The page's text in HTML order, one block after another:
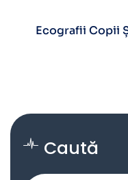
Ecografii Copii
Caută